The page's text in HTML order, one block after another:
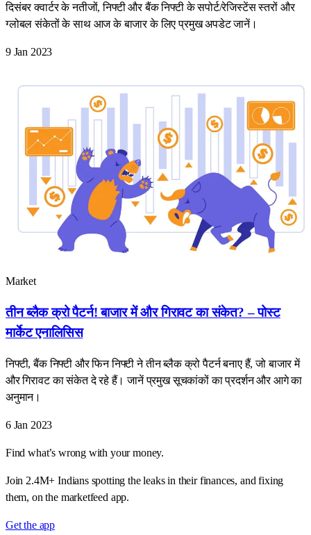
दिसंबर क्वार्टर के नतीजों, निफ्टी और बैंक निफ्टी के सपोर्ट/रेजिस्टेंस स्तरों और
ग्लोबल संकेतों के साथ आज के बाजार के लिए प्रमुख अपडेट जानें।
9 Jan 2023
Market
तीन ब्लैक क्रो पैटर्न! बाजार में और गिरावट का संकेत? – पोस्ट
मार्केट एनालिसिस
निफ्टी, बैंक निफ्टी और फिन निफ्टी ने तीन ब्लैक क्रो पैटर्न बनाए हैं, जो बाजार में
और गिरावट का संकेत दे रहे हैं। जानें प्रमुख सूचकांकों का प्रदर्शन और आगे का
अनुमान।
6 Jan 2023
Find what’s wrong with your money.
Join 2.4M+ Indians spotting the leaks in their finances, and fixing
them, on the marketfeed app.
Get the app